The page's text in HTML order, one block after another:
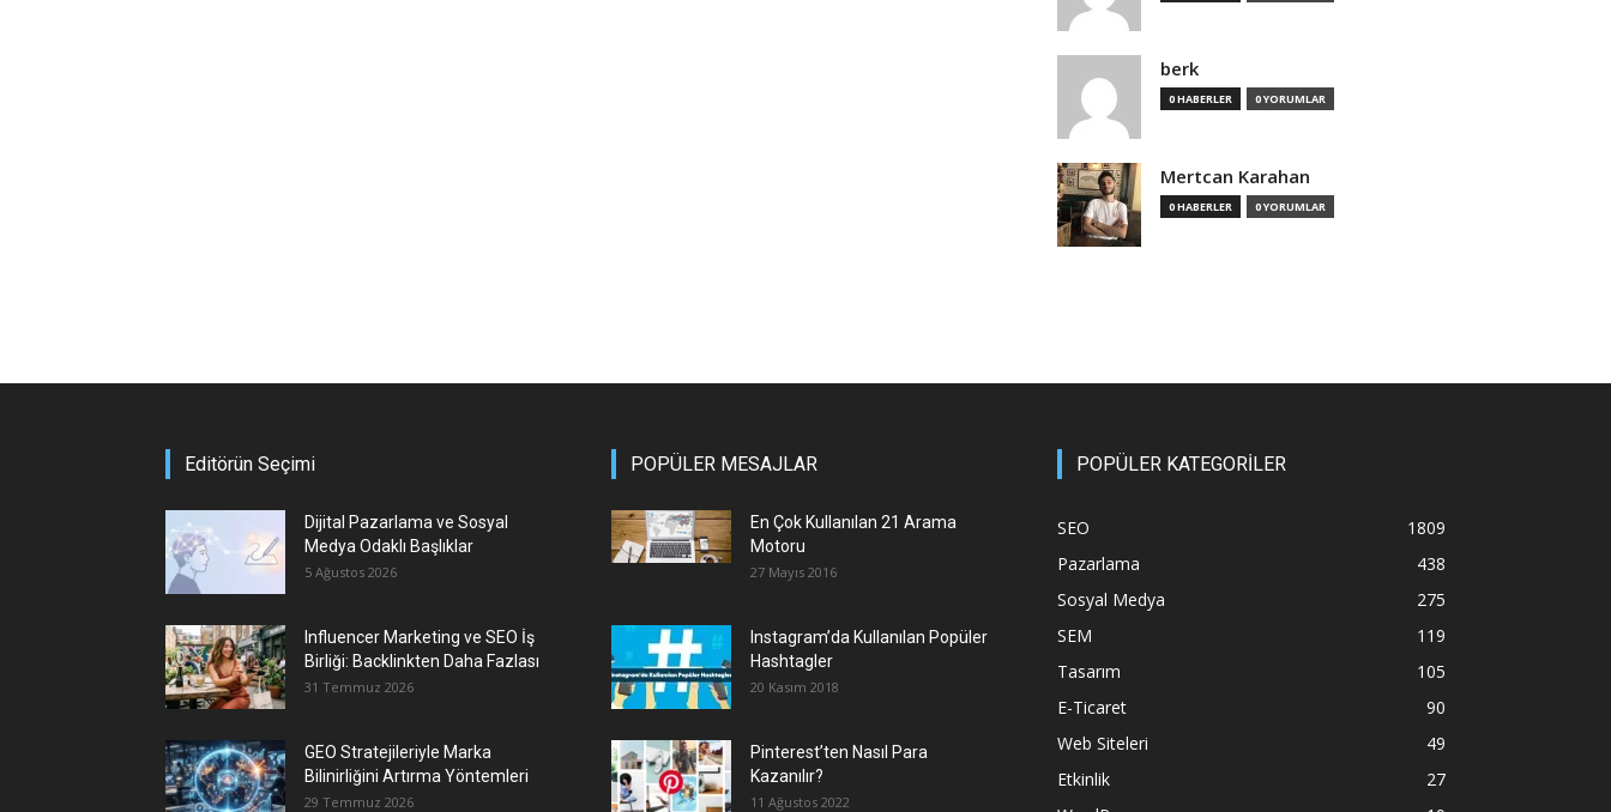
berk
0 HABERLER 0 YORUMLAR
Mertcan Karahan
0 HABERLER 0 YORUMLAR
Editörün Seçimi
Dijital Pazarlama ve Sosyal
Medya Odaklı Başlıklar
5 Ağustos 2026
Influencer Marketing ve SEO İş
Birliği: Backlinkten Daha Fazlası
31 Temmuz 2026
GEO Stratejileriyle Marka
Bilinirliğini Artırma Yöntemleri
29 Temmuz 2026
POPÜLER MESAJLAR
En Çok Kullanılan 21 Arama
Motoru
27 Mayıs 2016
Instagram’da Kullanılan Popüler
Hashtagler
20 Kasım 2018
Pinterest’ten Nasıl Para
Kazanılır?
11 Ağustos 2022
POPÜLER KATEGORİLER
SEO
1809
Pazarlama
438
Sosyal Medya
275
SEM
119
Tasarım
105
E-Ticaret
90
Web Siteleri
49
Etkinlik
27